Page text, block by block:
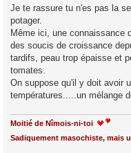
s
s
a
g
e
Je te rassure tu n'es pas la
potager.
Même ici, une connaissance
des soucis de croissance
tardifs, peau trop épaisse et
tomates.
On suppose qu'il y doit avoir
températures.....un mélange
Moitié de Nîmois-ni-toi
Sadiquement masochiste, mais